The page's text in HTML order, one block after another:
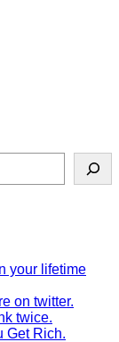
your lifetime
on twitter.
twice.
Get Rich.